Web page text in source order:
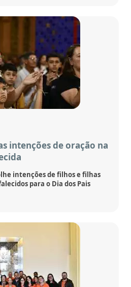
intenções de oração na
intenções de filhos e filhas
para o Dia dos Pais